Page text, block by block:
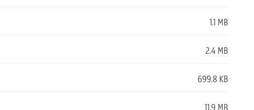
1.1 MB
2.4 MB
699.8 KB
11.9 MB